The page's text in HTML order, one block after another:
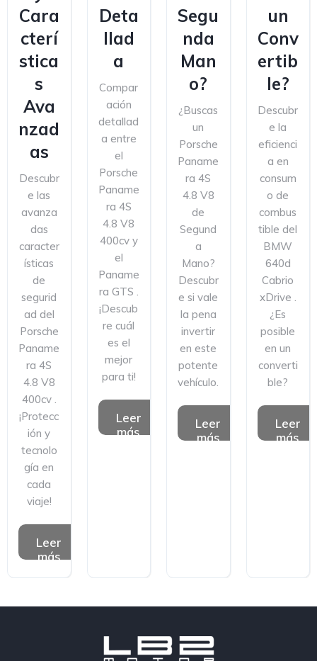
Cara
cterí
stica
s
Ava
nzad
as
Descubr
e las
avanza
das
caracter
ísticas
de
segurid
ad del
Porsche
Paname
ra 4S
4.8 V8
400cv .
¡Protecc
ión y
tecnolo
gía en
cada
viaje!
Leer
más
Deta
llad
a
Compar
ación
detallad
a entre
el
Porsche
Paname
ra 4S
4.8 V8
400cv y
el
Paname
ra GTS .
¡Descub
re cuál
es el
mejor
para ti!
Leer
más
Segu
nda
Man
o?
¿Buscas
un
Porsche
Paname
ra 4S
4.8 V8
de
Segund
a
Mano?
Descubr
e si vale
la pena
invertir
en este
potente
vehículo.
Leer
más
un
Conv
ertib
le?
Descubr
e la
eficienci
a en
consum
o de
combus
tible del
BMW
640d
Cabrio
xDrive .
¿Es
posible
en un
converti
ble?
Leer
más